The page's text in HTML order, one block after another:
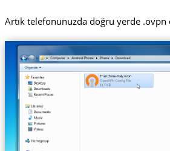
Artık telefonunuzda doğru yerde .ovpn
Trust.Zone-Italy.ovpn